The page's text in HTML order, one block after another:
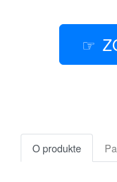
O produkte